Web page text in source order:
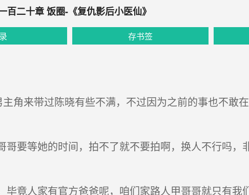
百二十章 饭圈-《复仇影后小医仙》
存书签
角来带过陈晓有些不满，不过因为之前的事也不敢
要等她的时间，拍不了就不要拍啊，换人不行吗，
竟人家有官方爸爸呢，咱们家路人甲哥哥就只有我